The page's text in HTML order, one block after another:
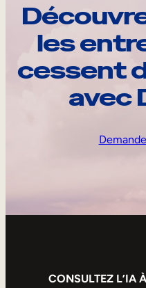
les
cessent
avec
CONSULTEZ L’IA